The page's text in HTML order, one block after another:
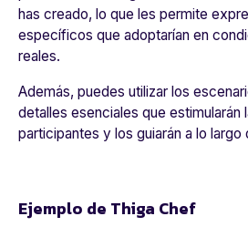
has creado, lo que les permite
específicos que adoptarían en
reales.
Además, puedes utilizar los
detalles esenciales que estimularán
participantes y los guiarán a lo largo
Ejemplo de Thiga Chef